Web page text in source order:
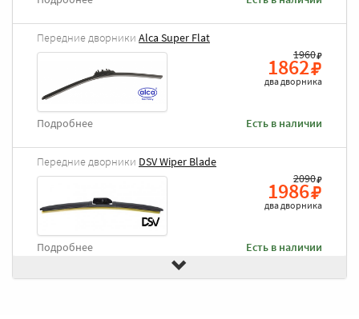
Передние дворники Alca Super Flat
1960
1862
два дворника
Есть в наличии
Подробнее
Передние дворники DSV Wiper Blade
2090
1986
два дворника
Есть в наличии
Подробнее